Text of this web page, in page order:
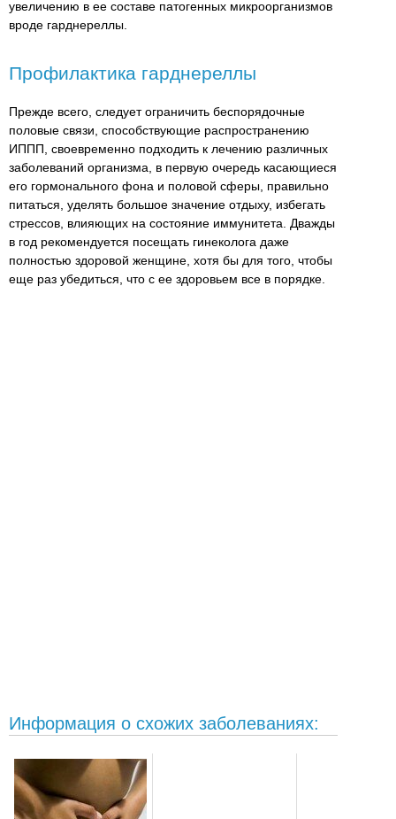
увеличению в ее составе патогенных микроорганизмов
вроде гарднереллы.
Профилактика гарднереллы
Прежде всего, следует ограничить беспорядочные
половые связи, способствующие распространению
ИППП, своевременно подходить к лечению различных
заболеваний организма, в первую очередь касающиеся
его гормонального фона и половой сферы, правильно
питаться, уделять большое значение отдыху, избегать
стрессов, влияющих на состояние иммунитета. Дважды
в год рекомендуется посещать гинеколога даже
полностью здоровой женщине, хотя бы для того, чтобы
еще раз убедиться, что с ее здоровьем все в порядке.
Информация о схожих заболеваниях: